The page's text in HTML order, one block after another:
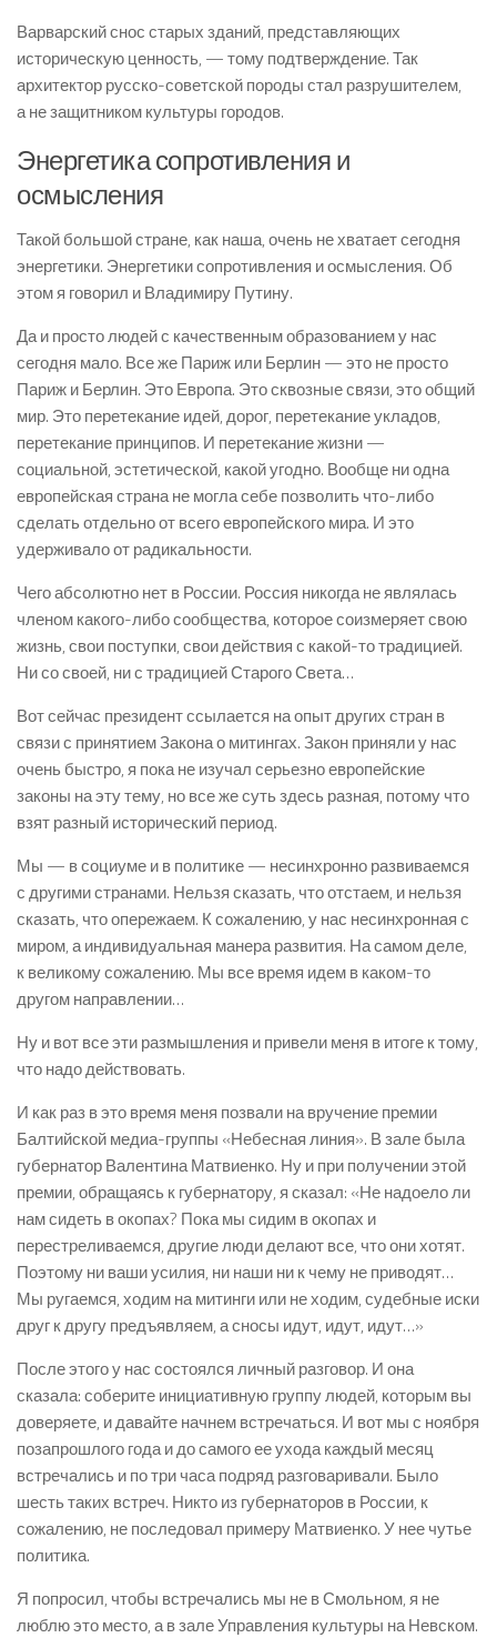
Варварский снос старых зданий, представляющих
историческую ценность, — тому подтверждение. Так
архитектор русско-советской породы стал разрушителем,
а не защитником культуры городов.
Энергетика сопротивления и
осмысления
Такой большой стране, как наша, очень не хватает сегодня
энергетики. Энергетики сопротивления и осмысления. Об
этом я говорил и Владимиру Путину.
Да и просто людей с качественным образованием у нас
сегодня мало. Все же Париж или Берлин — это не просто
Париж и Берлин. Это Европа. Это сквозные связи, это общий
мир. Это перетекание идей, дорог, перетекание укладов,
перетекание принципов. И перетекание жизни —
социальной, эстетической, какой угодно. Вообще ни одна
европейская страна не могла себе позволить что-либо
сделать отдельно от всего европейского мира. И это
удерживало от радикальности.
Чего абсолютно нет в России. Россия никогда не являлась
членом какого-либо сообщества, которое соизмеряет свою
жизнь, свои поступки, свои действия с какой-то традицией.
Ни со своей, ни с традицией Старого Света…
Вот сейчас президент ссылается на опыт других стран в
связи с принятием Закона о митингах. Закон приняли у нас
очень быстро, я пока не изучал серьезно европейские
законы на эту тему, но все же суть здесь разная, потому что
взят разный исторический период.
Мы — в социуме и в политике — несинхронно развиваемся
с другими странами. Нельзя сказать, что отстаем, и нельзя
сказать, что опережаем. К сожалению, у нас несинхронная с
миром, а индивидуальная манера развития. На самом деле,
к великому сожалению. Мы все время идем в каком-то
другом направлении…
Ну и вот все эти размышления и привели меня в итоге к тому,
что надо действовать.
И как раз в это время меня позвали на вручение премии
Балтийской медиа-группы «Небесная линия». В зале была
губернатор Валентина Матвиенко. Ну и при получении этой
премии, обращаясь к губернатору, я сказал: «Не надоело ли
нам сидеть в окопах? Пока мы сидим в окопах и
перестреливаемся, другие люди делают все, что они хотят.
Поэтому ни ваши усилия, ни наши ни к чему не приводят…
Мы ругаемся, ходим на митинги или не ходим, судебные иски
друг к другу предъявляем, а сносы идут, идут, идут…»
После этого у нас состоялся личный разговор. И она
сказала: соберите инициативную группу людей, которым вы
доверяете, и давайте начнем встречаться. И вот мы с ноября
позапрошлого года и до самого ее ухода каждый месяц
встречались и по три часа подряд разговаривали. Было
шесть таких встреч. Никто из губернаторов в России, к
сожалению, не последовал примеру Матвиенко. У нее чутье
политика.
Я попросил, чтобы встречались мы не в Смольном, я не
люблю это место, а в зале Управления культуры на Невском.